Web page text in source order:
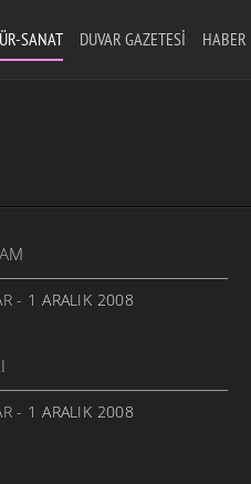
SANAT DUVAR GAZETESI HABER
- 1 ARALIK 2008
- 1 ARALIK 2008